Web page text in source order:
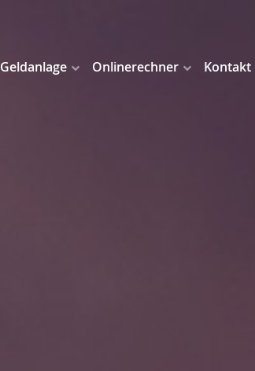
Geldanlage Onlinerechner Kontakt